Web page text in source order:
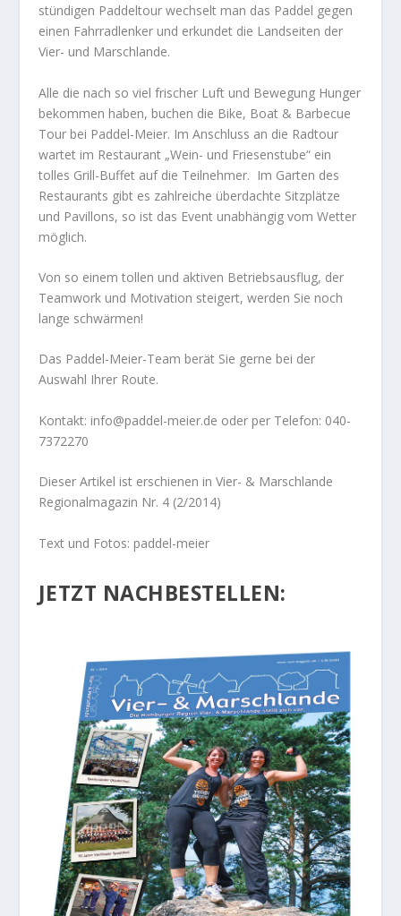
stündigen Paddeltour wechselt man das Paddel gegen
einen Fahrradlenker und erkundet die Landseiten der
Vier- und Marschlande.
Alle die nach so viel frischer Luft und Bewegung Hunger
bekommen haben, buchen die Bike, Boat & Barbecue
Tour bei Paddel-Meier. Im Anschluss an die Radtour
wartet im Restaurant „Wein- und Friesenstube“ ein
tolles Grill-Buffet auf die Teilnehmer. Im Garten des
Restaurants gibt es zahlreiche überdachte Sitzplätze
und Pavillons, so ist das Event unabhängig vom Wetter
möglich.
Von so einem tollen und aktiven Betriebsausflug, der
Teamwork und Motivation steigert, werden Sie noch
lange schwärmen!
Das Paddel-Meier-Team berät Sie gerne bei der
Auswahl Ihrer Route.
Kontakt: info@paddel-meier.de oder per Telefon: 040-
7372270
Dieser Artikel ist erschienen in Vier- & Marschlande
Regionalmagazin Nr. 4 (2/2014)
Text und Fotos: paddel-meier
JETZT NACHBESTELLEN: